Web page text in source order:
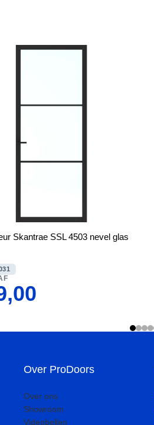
Skantrae SSL 4503 nevel glas
Over ProDoors
Over ons
Showroom
Videobellen